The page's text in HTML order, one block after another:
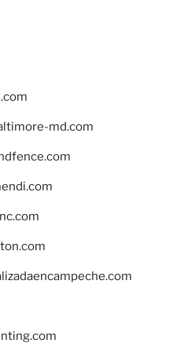
md.com